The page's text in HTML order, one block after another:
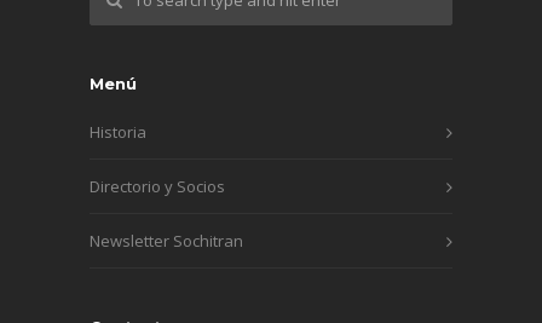
Menú
Historia
Directorio y Socios
Newsletter Sochitran